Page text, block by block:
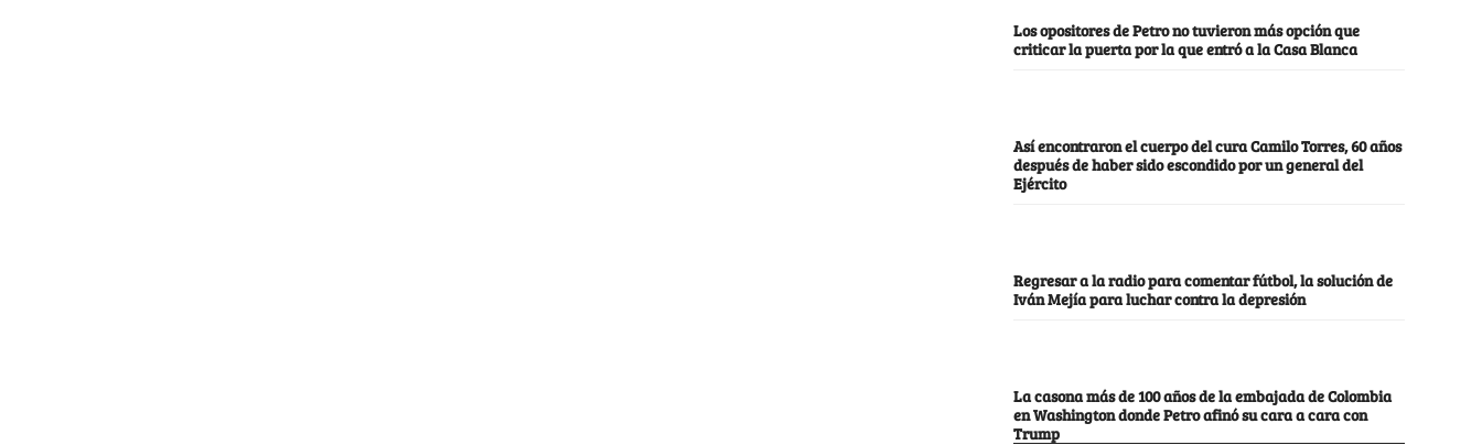
Los opositores de Petro no tuvieron más opción que
criticar la puerta por la que entró a la Casa Blanca
Así encontraron el cuerpo del cura Camilo Torres, 60 años
después de haber sido escondido por un general del
Ejército
Regresar a la radio para comentar fútbol, la solución de
Iván Mejía para luchar contra la depresión
La casona más de 100 años de la embajada de Colombia
en Washington donde Petro afinó su cara a cara con
Trump